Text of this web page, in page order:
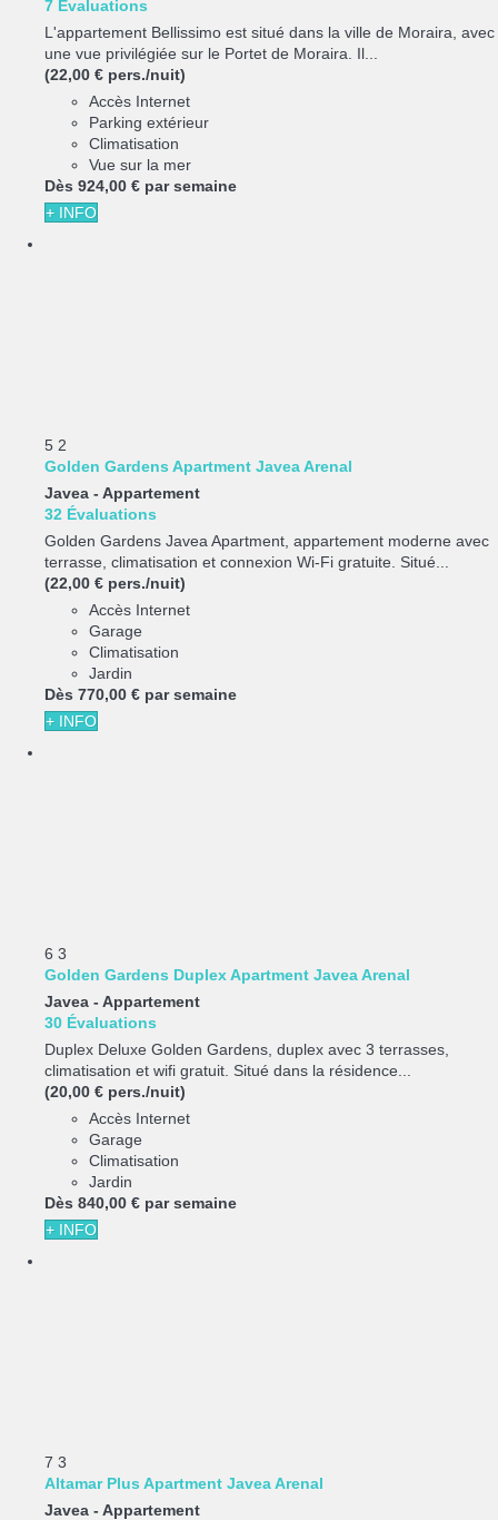
7 Évaluations
L'appartement Bellissimo est situé dans la ville de Moraira, avec
une vue privilégiée sur le Portet de Moraira. Il...
(22,00 € pers./nuit)
Accès Internet
Parking extérieur
Climatisation
Vue sur la mer
Dès 924,00 € par semaine
+ INFO
5 2
Golden Gardens Apartment Javea Arenal
Javea - Appartement
32 Évaluations
Golden Gardens Javea Apartment, appartement moderne avec
terrasse, climatisation et connexion Wi-Fi gratuite. Situé...
(22,00 € pers./nuit)
Accès Internet
Garage
Climatisation
Jardin
Dès 770,00 € par semaine
+ INFO
6 3
Golden Gardens Duplex Apartment Javea Arenal
Javea - Appartement
30 Évaluations
Duplex Deluxe Golden Gardens, duplex avec 3 terrasses,
climatisation et wifi gratuit. Situé dans la résidence...
(20,00 € pers./nuit)
Accès Internet
Garage
Climatisation
Jardin
Dès 840,00 € par semaine
+ INFO
7 3
Altamar Plus Apartment Javea Arenal
Javea - Appartement